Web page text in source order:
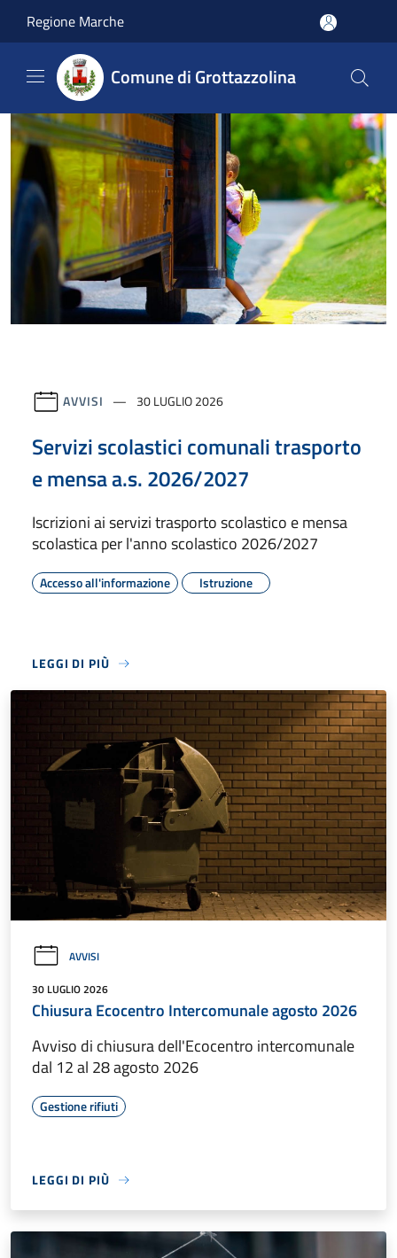
Regione Marche
Comune di Grottazzolina
AVVISI 30 LUGLIO 2026
Servizi scolastici comunali trasporto
e mensa a.s. 2026/2027
Iscrizioni ai servizi trasporto scolastico e mensa
scolastica per l'anno scolastico 2026/2027
Accesso all'informazione Istruzione
LEGGI DI PIÙ
AVVISI
30 LUGLIO 2026
Chiusura Ecocentro Intercomunale agosto 2026
Avviso di chiusura dell'Ecocentro intercomunale
dal 12 al 28 agosto 2026
Gestione rifiuti
LEGGI DI PIÙ